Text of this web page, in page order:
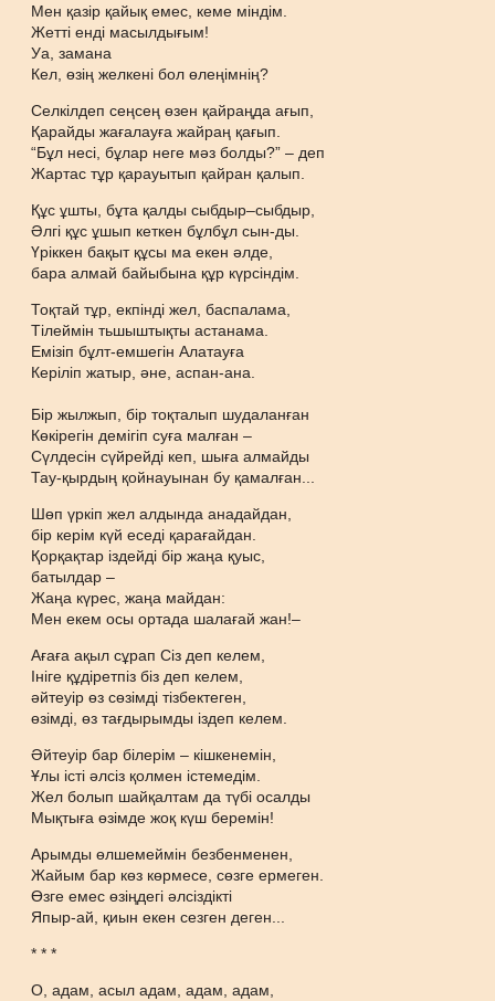
Мен қазір қайық емес, кеме міндім.
Жетті енді масылдығым!
Уа, замана
Кел, өзің желкені бол өлеңімнің?
Селкілдеп сеңсең өзен қайраңда ағып,
Қарайды жағалауға жайраң қағып.
“Бұл несі, бұлар неге мәз болды?” – деп
Жартас тұр қарауытып қайран қалып.
Құс ұшты, бұта қалды сыбдыр–сыбдыр,
Әлгі құс ұшып кеткен бұлбұл сын-ды.
Үріккен бақыт құсы ма екен әлде,
бара алмай байыбына құр күрсіндім.
Тоқтай тұр, екпінді жел, баспалама,
Тілеймін тьшыштықты астанама.
Емізіп бұлт-емшегін Алатауға
Керіліп жатыр, әне, аспан-ана.
Бір жылжып, бір тоқталып шудаланған
Көкірегін демігіп суға малған –
Сүлдесін сүйрейді кеп, шыға алмайды
Тау-қырдың қойнауынан бу қамалған...
Шөп үркіп жел алдында анадайдан,
бір керім күй еседі қарағайдан.
Қорқақтар іздейді бір жаңа қуыс,
батылдар –
Жаңа күрес, жаңа майдан:
Мен екем осы ортада шалағай жан!–
Ағаға ақыл сұрап Сіз деп келем,
Ініге құдіретпіз біз деп келем,
әйтеуір өз сөзімді тізбектеген,
өзімді, өз тағдырымды іздеп келем.
Әйтеуір бар білерім – кішкенемін,
Ұлы істі әлсіз қолмен істемедім.
Жел болып шайқалтам да түбі осалды
Мықтыға өзімде жоқ күш беремін!
Арымды өлшемеймін безбенменен,
Жайым бар көз көрмесе, сөзге ермеген.
Өзге емес өзіңдегі әлсіздікті
Япыр-ай, қиын екен сезген деген...
* * *
О, адам, асыл адам, адам, адам,